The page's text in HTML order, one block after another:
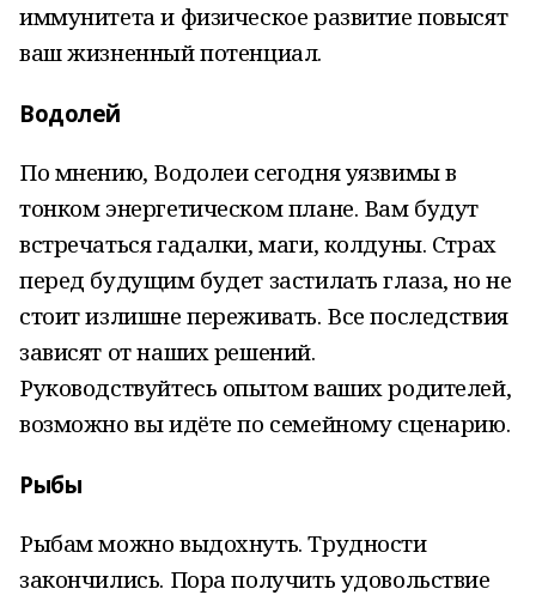
иммунитета и физическое развитие повысят
ваш жизненный потенциал.
Водолей
По мнению, Водолеи сегодня уязвимы в
тонком энергетическом плане. Вам будут
встречаться гадалки, маги, колдуны. Страх
перед будущим будет застилать глаза, но не
стоит излишне переживать. Все последствия
зависят от наших решений.
Руководствуйтесь опытом ваших родителей,
возможно вы идёте по семейному сценарию.
Рыбы
Рыбам можно выдохнуть. Трудности
закончились. Пора получить удовольствие